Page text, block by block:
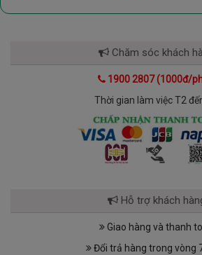
Chăm sóc khách
1900 2807 (1000đ/
Thời gian làm việc T2
Hỗ trợ khách
Giao hàng và thanh
Đổi trả hàng trong vòng